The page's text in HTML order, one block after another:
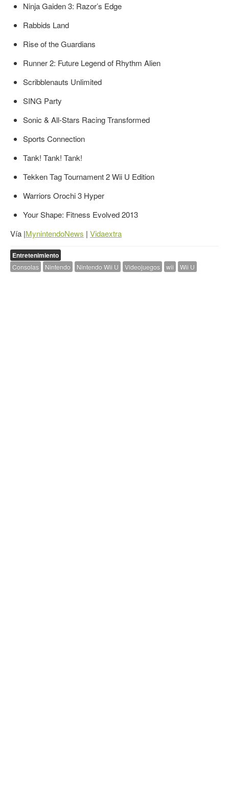
Ninja Gaiden 3: Razor’s Edge
Rabbids Land
Rise of the Guardians
Runner 2: Future Legend of Rhythm Alien
Scribblenauts Unlimited
SING Party
Sonic & All-Stars Racing Transformed
Sports Connection
Tank! Tank! Tank!
Tekken Tag Tournament 2 Wii U Edition
Warriors Orochi 3 Hyper
Your Shape: Fitness Evolved 2013
Vía |MynintendoNews | Vidaextra
Entretenimiento
Consolas Nintendo Nintendo Wii U Videojuegos wii Wii U